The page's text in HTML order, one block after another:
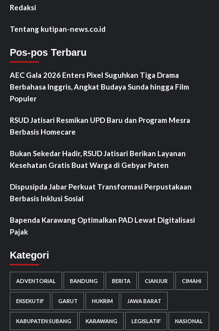
Redaksi
Tentang kutipan-news.co.id
Pos-pos Terbaru
AEC Gala 2026 Enters Pixel Suguhkan Tiga Drama
Berbahasa Inggris, Angkat Budaya Sunda hingga Film
Populer
RSUD Jatisari Resmikan UPD Baru dan Program Mesra
Berbasis Homecare
Bukan Sekedar Hadir, RSUD Jatisari Berikan Layanan
Kesehatan Gratis Buat Warga di Gebyar Paten
Dispusipda Jabar Perkuat Transformasi Perpustakaan
Berbasis Inklusi Sosial
Bapenda Karawang Optimalkan PAD Lewat Digitalisasi
Pajak
Kategori
ADVENTORIAL BANDUNG BERITA CIANJUR CIMAHI
EKSEKUTIF GARUT HUKRIM JAWA BARAT
KABUPATEN SUBANG KARAWANG LEGISLATIF NASIONAL